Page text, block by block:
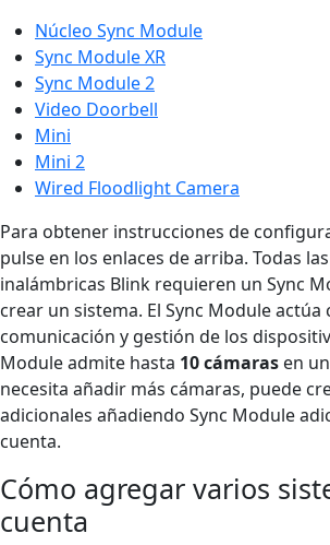
Núcleo Sync Module
Sync Module XR
Sync Module 2
Video Doorbell
Mini
Mini 2
Wired Floodlight Camera
Para obtener instrucciones de
pulse en los enlaces de arriba. Todas
inalámbricas Blink requieren un Sync
crear un sistema. El Sync Module
comunicación y gestión de los
Module admite hasta 10 cámaras en
necesita añadir más cámaras, puede
adicionales añadiendo Sync Module
cuenta.
Cómo agregar varios
cuenta